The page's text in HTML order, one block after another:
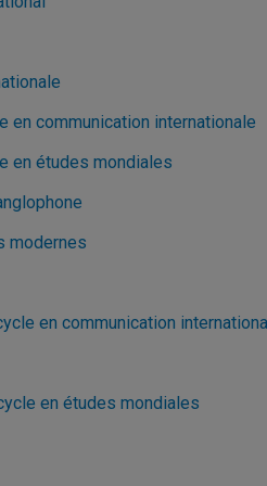
en communication internationale
en études mondiales
modernes
en communication
en études mondiales